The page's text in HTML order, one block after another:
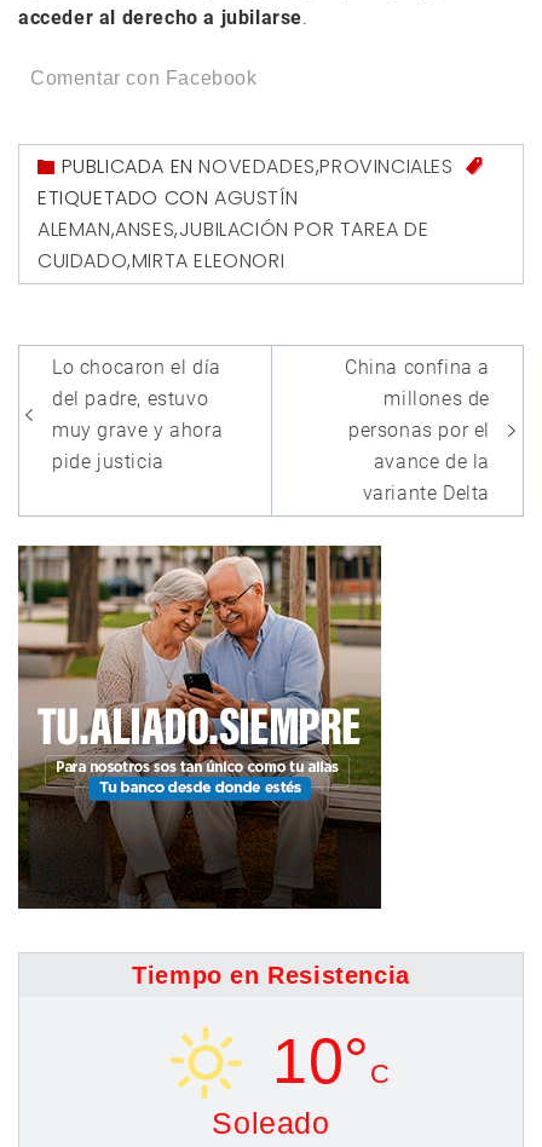
acceder al derecho a jubilarse.
Comentar con Facebook
PUBLICADA ENNOVEDADES,PROVINCIALES
ETIQUETADO CON AGUSTÍN
ALEMAN,ANSES,JUBILACIÓN POR TAREA DE
CUIDADO,MIRTA ELEONORI
Navegación
de
entradas
Lo chocaron el día
del padre, estuvo
muy grave y ahora
pide justicia
China confina a
millones de
personas por el
avance de la
variante Delta
Tiempo en Resistencia
10° C
Soleado